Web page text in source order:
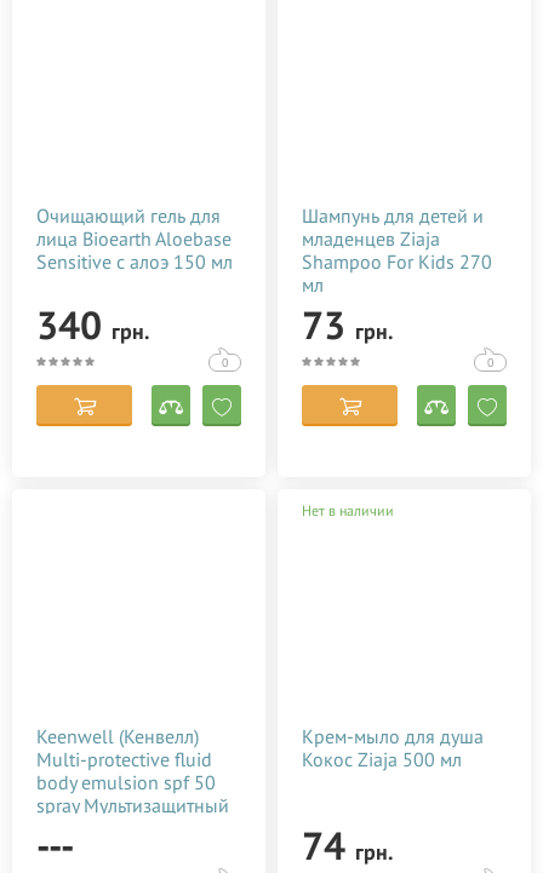
Очищающий гель для
лица Bioearth Aloebase
Sensitive с алоэ 150 мл
340 грн.
0
Шампунь для детей и
младенцев Ziaja
Shampoo For Kids 270
мл
73 грн.
0
Keenwell (Кенвелл)
Multi-protective fluid
body emulsion spf 50
spray Мультизащитный
SPF 50 150 мл
---
Нет в наличии
Крем-мыло для душа
Кокос Ziaja 500 мл
74 грн.